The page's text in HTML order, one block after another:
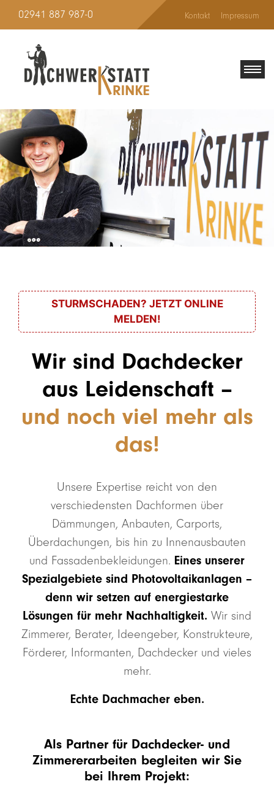
02941 887 987-0 Kontakt Impressum
STURMSCHADEN? JETZT ONLINE
MELDEN!
Wir sind Dachdecker
aus Leidenschaft –
und noch viel mehr als
das!
Unsere Expertise reicht von den
verschiedensten Dachformen über
Dämmungen, Anbauten, Carports,
Überdachungen, bis hin zu Innenausbauten
und Fassadenbekleidungen. Eines unserer
Spezialgebiete sind Photovoltaikanlagen –
denn wir setzen auf energiestarke
Lösungen für mehr Nachhaltigkeit. Wir sind
Zimmerer, Berater, Ideengeber, Konstrukteure,
Förderer, Informanten, Dachdecker und vieles
mehr.
Echte Dachmacher eben.
Als Partner für Dachdecker- und
Zimmererarbeiten begleiten wir Sie
bei Ihrem Projekt: